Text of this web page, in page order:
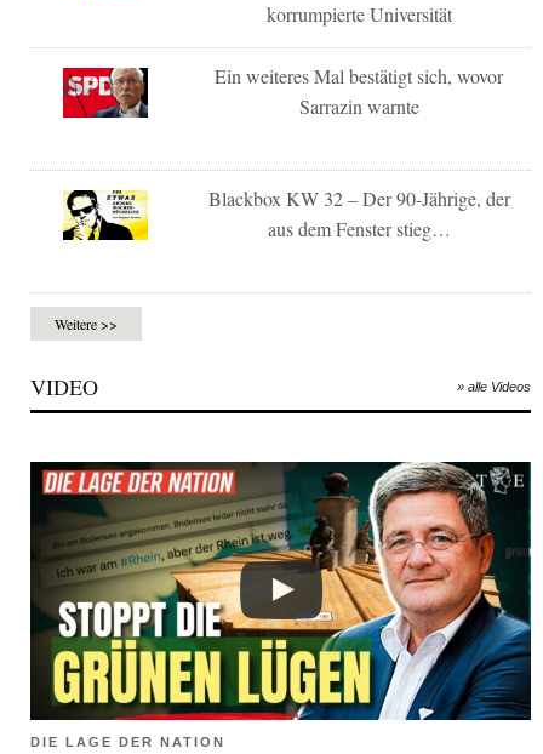
korrumpierte Universität
Ein weiteres Mal bestätigt sich, wovor
Sarrazin warnte
Blackbox KW 32 – Der 90-Jährige, der
aus dem Fenster stieg…
Weitere >>
VIDEO » alle Videos
DIE LAGE DER NATION